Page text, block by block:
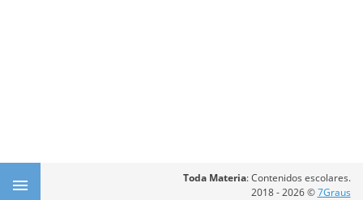
Toda Materia: Contenidos escolares.
2018 - 2026 ©7Graus